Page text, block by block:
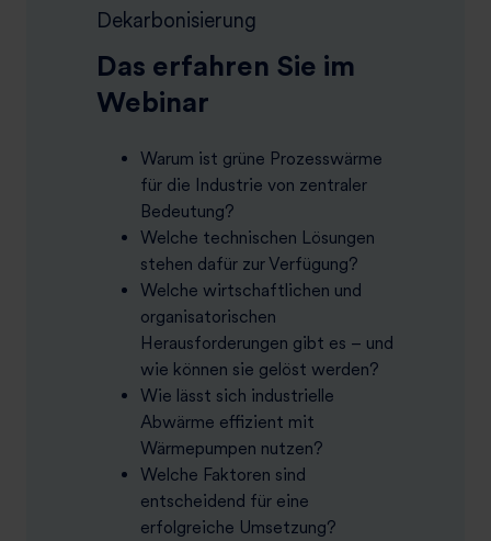
Dekarbonisierung
Das erfahren Sie im
Webinar
Warum ist grüne Prozesswärme
für die Industrie von zentraler
Bedeutung?
Welche technischen Lösungen
stehen dafür zur Verfügung?
Welche wirtschaftlichen und
organisatorischen
Herausforderungen gibt es – und
wie können sie gelöst werden?
Wie lässt sich industrielle
Abwärme effizient mit
Wärmepumpen nutzen?
Welche Faktoren sind
entscheidend für eine
erfolgreiche Umsetzung?